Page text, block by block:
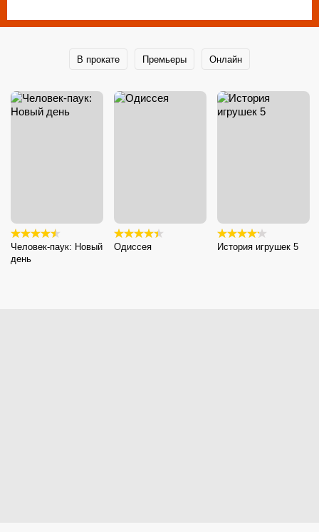
В прокате Премьеры Онлайн
Человек-паук: Новый
день
Одиссея История игрушек 5